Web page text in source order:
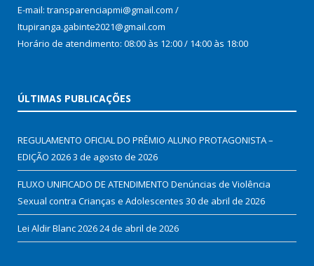
E-mail: transparenciapmi@gmail.com /
Itupiranga.gabinte2021@gmail.com
Horário de atendimento: 08:00 às 12:00 / 14:00 às 18:00
ÚLTIMAS PUBLICAÇÕES
REGULAMENTO OFICIAL DO PRÊMIO ALUNO PROTAGONISTA –
EDIÇÃO 20263 de agosto de 2026
FLUXO UNIFICADO DE ATENDIMENTO Denúncias de Violência
Sexual contra Crianças e Adolescentes 30 de abril de 2026
Lei Aldir Blanc 202624 de abril de 2026